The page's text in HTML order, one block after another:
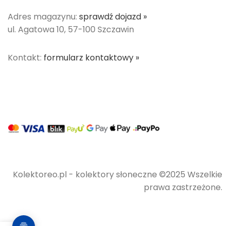
Adres magazynu: sprawdź dojazd »
ul. Agatowa 10, 57-100 Szczawin
Kontakt: formularz kontaktowy »
Kolektoreo.pl - kolektory słoneczne ©2025 Wszelkie
prawa zastrzeżone.